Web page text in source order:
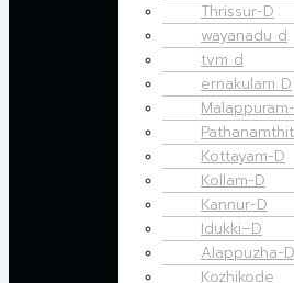
Thrissur-D
wayanadu d
tvm d
ernakulam D
Kottayam-D
Kollam-D
Kannur-D
Idukki–D
Alappuzha-D
Kozhikode